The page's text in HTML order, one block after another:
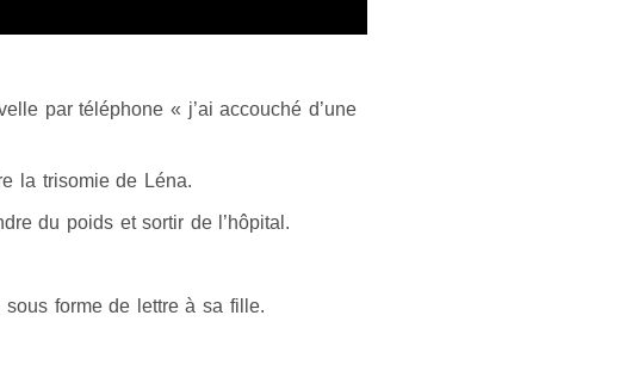
par téléphone « j’ai accouché d’une
la trisomie de Léna.
du poids et sortir de l’hôpital.
forme de lettre à sa fille.